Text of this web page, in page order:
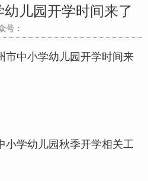
儿园开学时间来了
号：
市中小学幼儿园开学时间来
小学幼儿园秋季开学相关工